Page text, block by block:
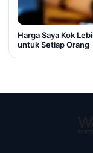
Harga Saya Kok
untuk Setiap Orang